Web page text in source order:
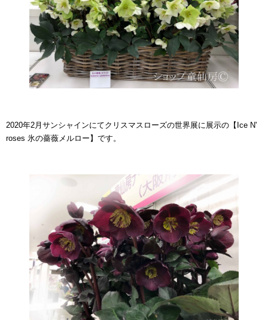
2020年2月サンシャインにてクリスマスローズの世界展に展示の【Ice N'
roses 氷の薔薇メルロー】です。